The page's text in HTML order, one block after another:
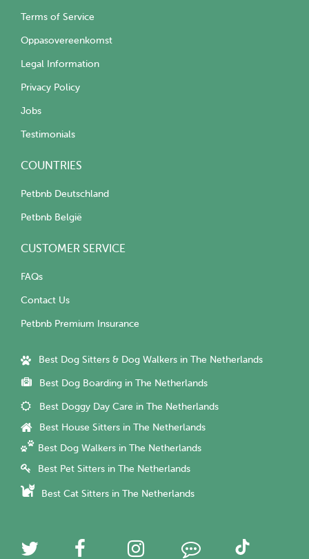
Terms of Service
Oppasovereenkomst
Legal Information
Privacy Policy
Jobs
Testimonials
COUNTRIES
Petbnb Deutschland
Petbnb België
CUSTOMER SERVICE
FAQs
Contact Us
Petbnb Premium Insurance
Best Dog Sitters & Dog Walkers in The Netherlands
Best Dog Boarding in The Netherlands
Best Doggy Day Care in The Netherlands
Best House Sitters in The Netherlands
Best Dog Walkers in The Netherlands
Best Pet Sitters in The Netherlands
Best Cat Sitters in The Netherlands